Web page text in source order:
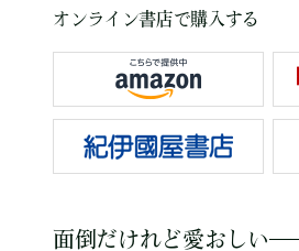
オンライン書店で購入する
面倒だけれど愛おしい